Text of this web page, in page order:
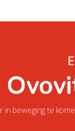
beweging te